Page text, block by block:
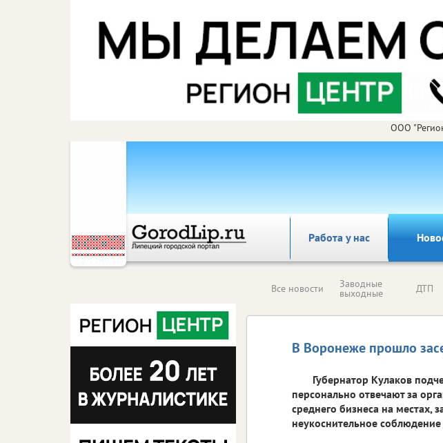
ООО
Работа у нас
Все новости Заводные
выходные ДТП
В Воронеже прошло
Губернатор Кулаков
персонально отвечают за
среднего бизнеса на
неукоснительное